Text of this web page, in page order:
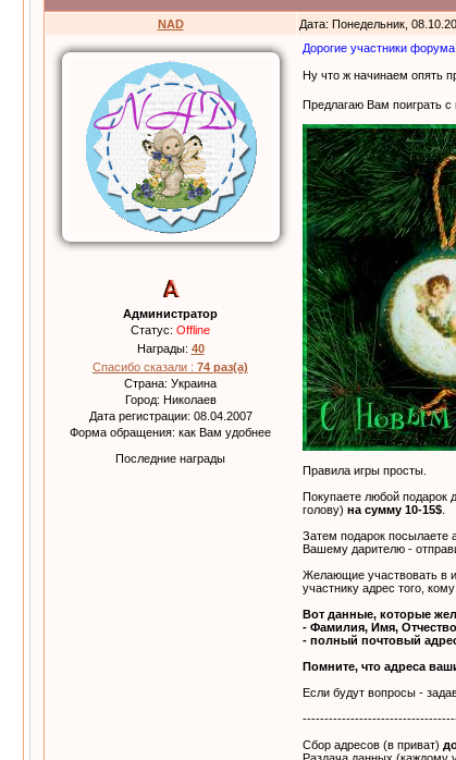
NAD Дата: Понедельник,
Администратор
Статус: Offline
Награды: 40
Спасибо сказали : 74 раз(а)
Страна: Украина
Город: Николаев
Дата регистрации: 08.04.2007
Форма обращения: как Вам удобнее
Последние награды
Дорогие участники
Ну что ж начинаем опять
Предлагаю Вам поиграть с
Правила игры просты.
Покупаете любой подарок
голову) на сумму 10-15$.
Затем подарок посылаете
Вашему дарителю -
Желающие участвовать в
участнику адрес того,
Вот данные, которые
- Фамилия, Имя, Отчество
- полный почтовый
Помните, что адреса
Если будут вопросы -
Сбор адресов (в приват)